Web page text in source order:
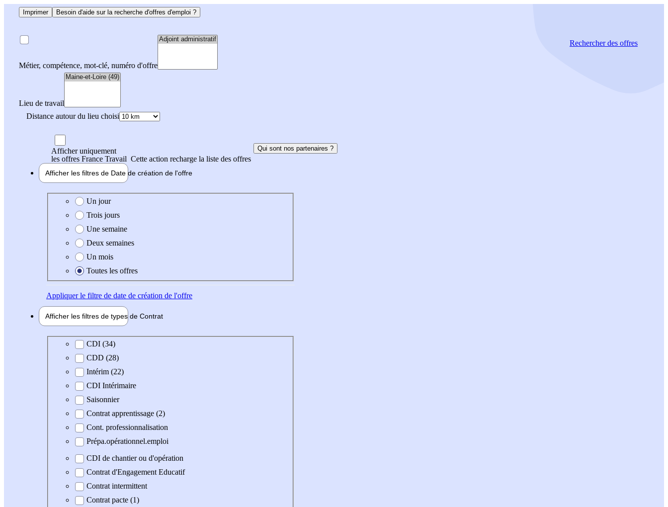
Imprimer Besoin d'aide sur la recherche d'offres d'emploi ?
Métier, compétence, mot-clé, numéro d'offre
Lieu de travail
Distance autour du lieu choisi
Rechercherdes offres
Afficher uniquement
les offres France Travail Cette action recharge la liste des offres
Qui sont nos partenaires ?
Afficher les filtres de Date de création de l'offre
Date de création de l'offre
Un jour
Trois jours
Une semaine
Deux semaines
Un mois
Toutes les offres
Appliquerle filtre de date de création de l'offre
Afficher les filtres de types de Contrat
Type de contratCDI (34)
CDD (28)
Intérim (22)
CDI Intérimaire
Saisonnier
Contrat apprentissage (2)
Cont. professionnalisation
Prépa.opérationnel.emploi
CDI de chantier ou d'opération
Contrat d'Engagement Educatif
Contrat intermittent
Contrat pacte (1)